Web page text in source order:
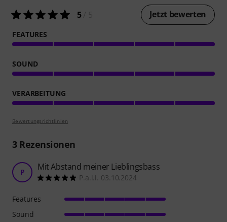
5/ 5 Jetzt bewerten
FEATURES
SOUND
VERARBEITUNG
Bewertungsrichtlinien
3Rezensionen
P Mit Abstand meiner Lieblingsbass
P.a.l.i. 03.10.2024
Features
Sound